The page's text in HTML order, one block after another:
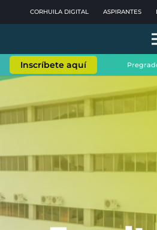
CORHUILA DIGITAL ASPIRANTES
Inscríbete aquí